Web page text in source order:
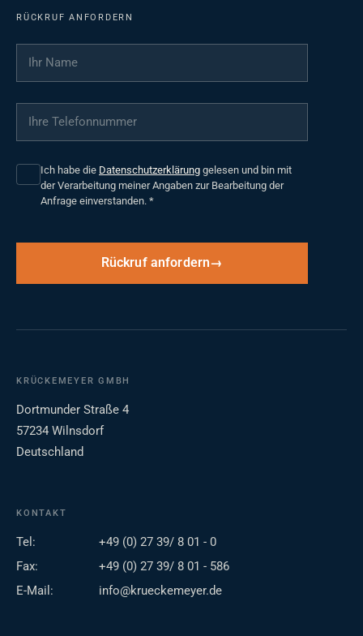
RÜCKRUF ANFORDERN
Ihr Name
Ihre Telefonnummer
Ich habe die Datenschutzerklärung gelesen und bin mit
der Verarbeitung meiner Angaben zur Bearbeitung der
Anfrage einverstanden. *
Rückruf anfordern
KRÜCKEMEYER GMBH
Dortmunder Straße 4
57234 Wilnsdorf
Deutschland
KONTAKT
Tel:
+49 (0) 27 39/ 8 01 - 0
Fax:
+49 (0) 27 39/ 8 01 - 586
E-Mail:
info@krueckemeyer.de